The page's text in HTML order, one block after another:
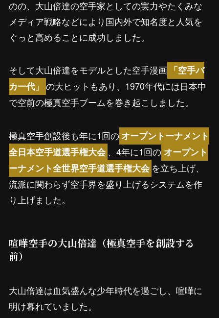
のの、大山倍達の空手家としての実力やたくみな
メディア戦略などにより国内外で知名度と人気を
ぐっと高めることに成功しました。
そして大山倍達をモデルとした空手漫画 「空手バ
カ一代」 の大ヒットもあり、1970年代には日本中
で空前の極真空手ブームを巻き起こしました。
極真空手創設後も年に1回のオープントーナメント
全日本空手道選手権大会 、4年に1回の オープント
ーナメント全世界空手道選手権大会 を立ち上げ、
流派に関わらず空手界を盛り上げるシステムを作
り上げました。
喧嘩空手の大山倍達（極真空手を創設する
前）
大山倍達は血気盛んな少年時代を過ごし、喧嘩に
明け暮れていました。